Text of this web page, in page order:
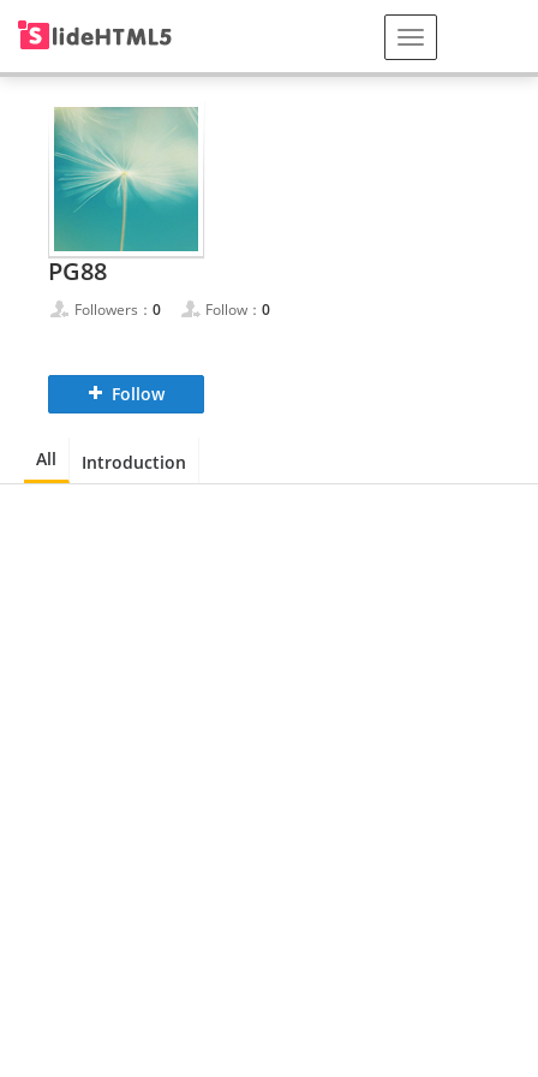
PG88
Followers： 0 Follow： 0
Follow
All Introduction